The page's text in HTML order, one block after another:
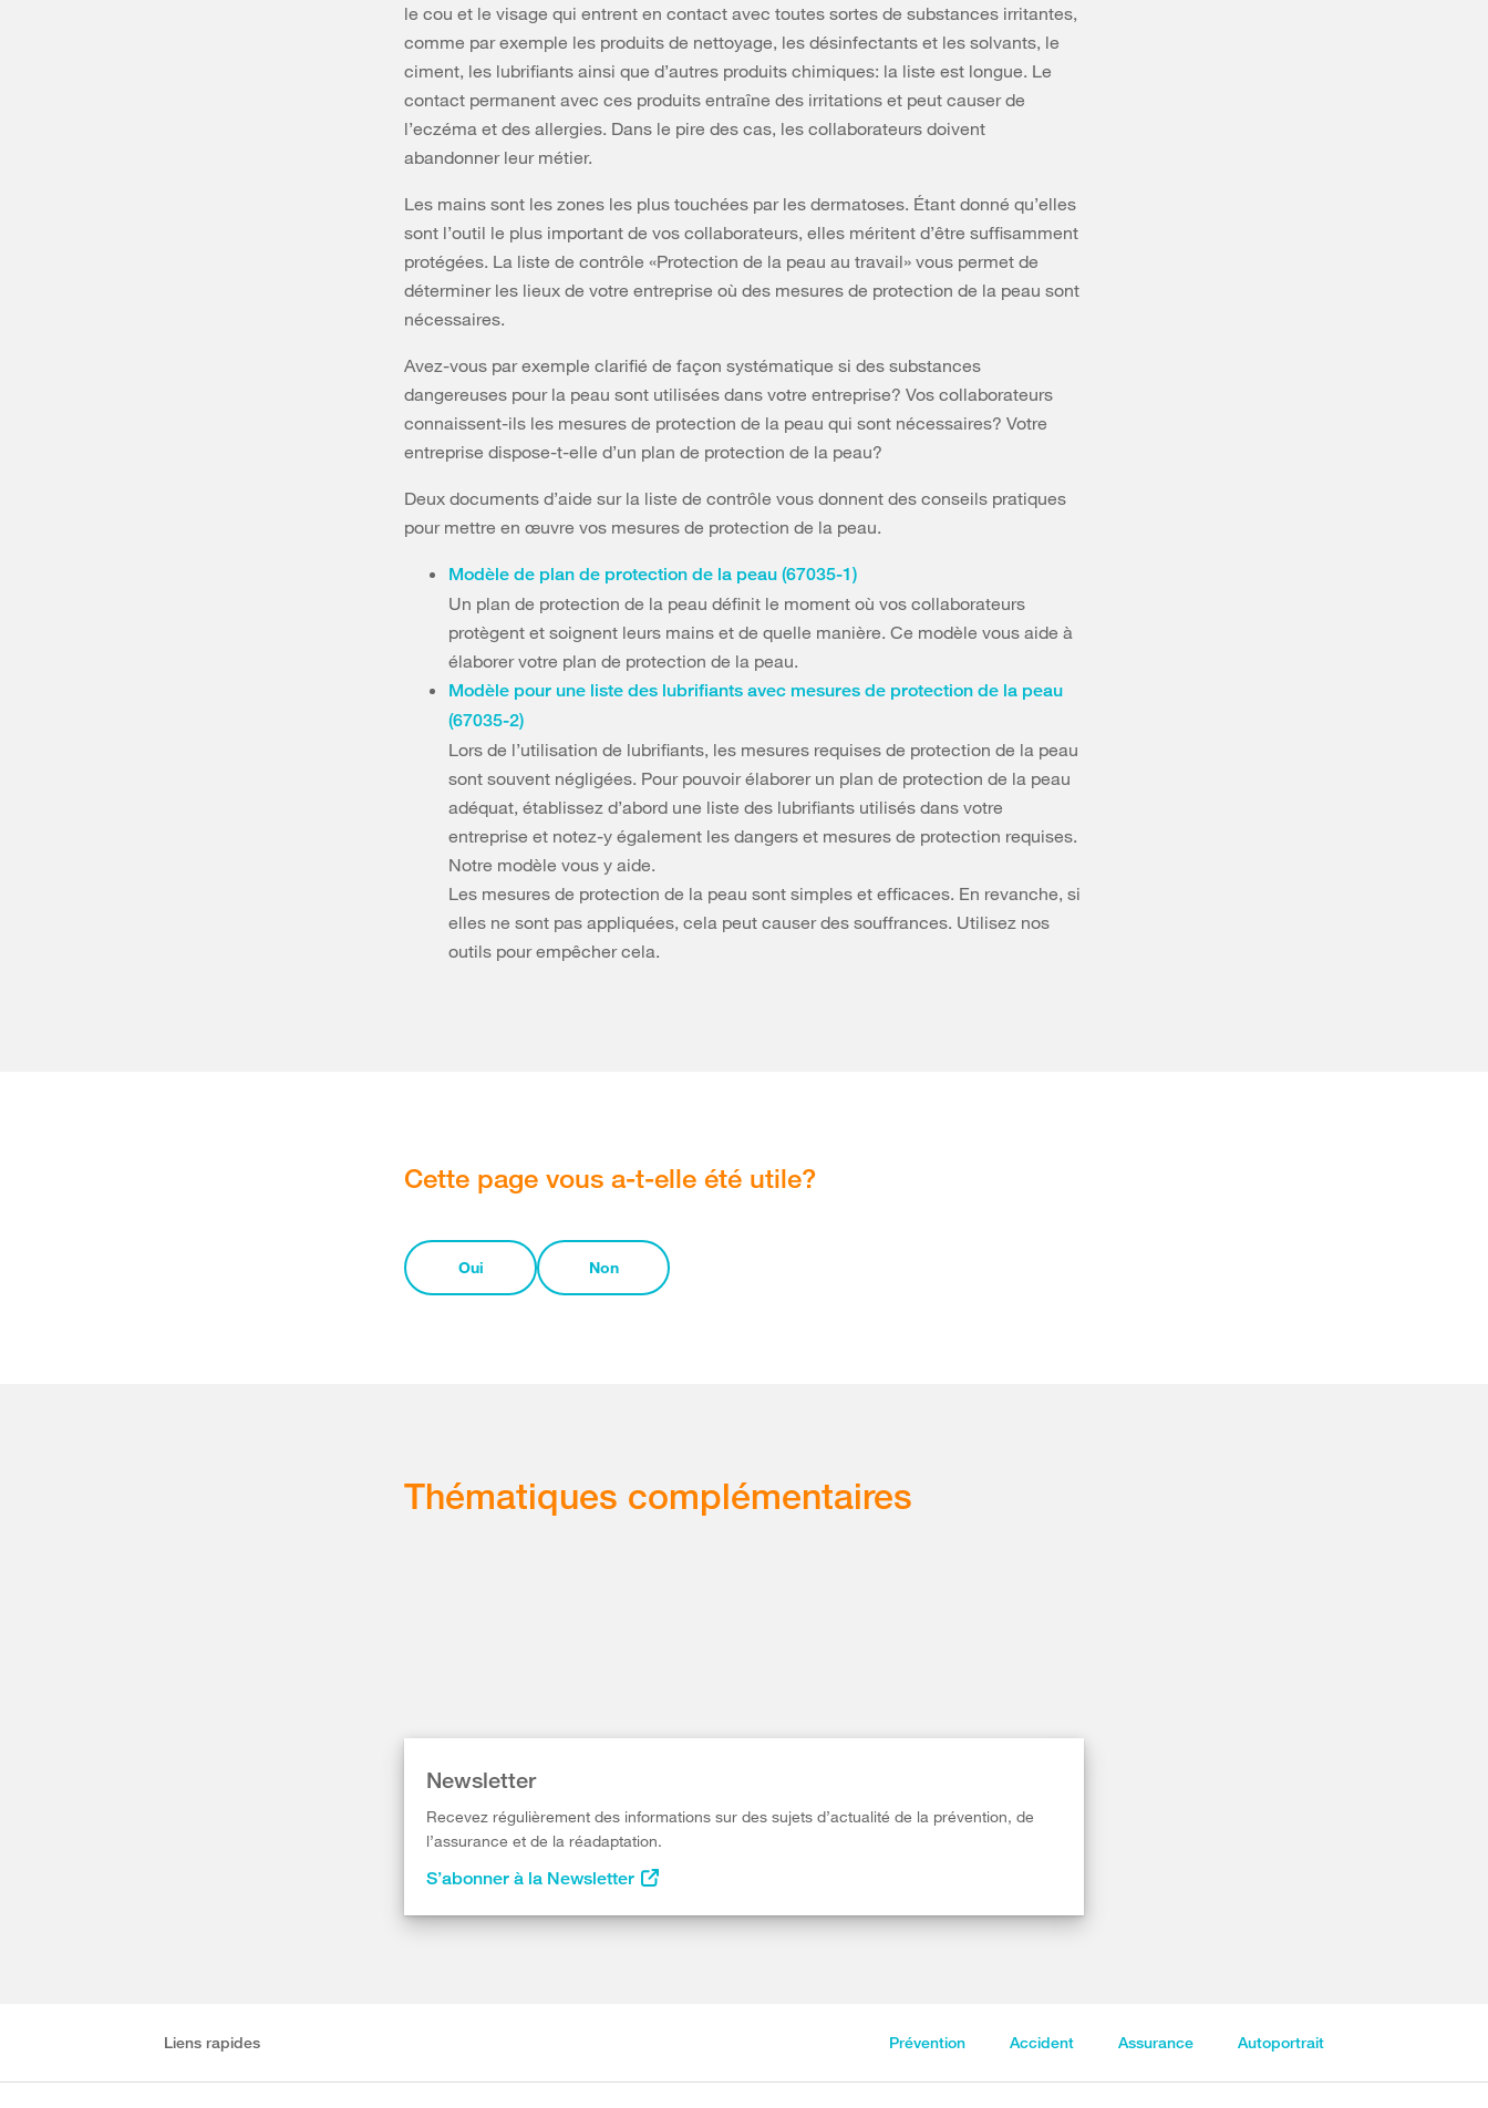
le cou et le visage qui entrent en contact avec toutes sortes de substances irritantes,
comme par exemple les produits de nettoyage, les désinfectants et les solvants, le
ciment, les lubrifiants ainsi que d’autres produits chimiques: la liste est longue. Le
contact permanent avec ces produits entraîne des irritations et peut causer de
l’eczéma et des allergies. Dans le pire des cas, les collaborateurs doivent
abandonner leur métier.
Les mains sont les zones les plus touchées par les dermatoses. Étant donné qu’elles
sont l’outil le plus important de vos collaborateurs, elles méritent d’être suffisamment
protégées. La liste de contrôle «Protection de la peau au travail» vous permet de
déterminer les lieux de votre entreprise où des mesures de protection de la peau sont
nécessaires.
Avez-vous par exemple clarifié de façon systématique si des substances
dangereuses pour la peau sont utilisées dans votre entreprise? Vos collaborateurs
connaissent-ils les mesures de protection de la peau qui sont nécessaires? Votre
entreprise dispose-t-elle d’un plan de protection de la peau?
Deux documents d’aide sur la liste de contrôle vous donnent des conseils pratiques
pour mettre en œuvre vos mesures de protection de la peau.
Modèle de plan de protection de la peau (67035-1)
Un plan de protection de la peau définit le moment où vos collaborateurs
protègent et soignent leurs mains et de quelle manière. Ce modèle vous aide à
élaborer votre plan de protection de la peau.
Modèle pour une liste des lubrifiants avec mesures de protection de la peau
(67035-2)
Lors de l’utilisation de lubrifiants, les mesures requises de protection de la peau
sont souvent négligées. Pour pouvoir élaborer un plan de protection de la peau
adéquat, établissez d’abord une liste des lubrifiants utilisés dans votre
entreprise et notez-y également les dangers et mesures de protection requises.
Notre modèle vous y aide.
Les mesures de protection de la peau sont simples et efficaces. En revanche, si
elles ne sont pas appliquées, cela peut causer des souffrances. Utilisez nos
outils pour empêcher cela.
Cette page vous a-t-elle été utile?
Oui Non
Thématiques complémentaires
Newsletter
Recevez régulièrement des informations sur des sujets d’actualité de la prévention, de
l’assurance et de la réadaptation.
S’abonner à la Newsletter
Liens rapides Prévention Accident Assurance Autoportrait